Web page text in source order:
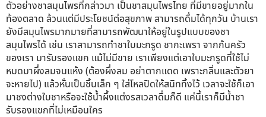
ตัวอย่างชาสมุนไพรที่กล่าวมา เป็นชาสมุนไพรไทย ที่มีขายอยู่มากใน
ท้องตลาด ล้วนแต่มีประโยชน์ต่อสุขภาพ สามารถดื่มได้ทุกวัน บ้านเรา
ยังมีสมุนไพรมากมายที่สามารถพัฒนาให้อยู่ในรูปแบบของชา
สมุนไพรได้ เช่น เราสามารถทำชาใบมะกรูด ชากะเพรา จากก้นครัว
ของเรา มารับรองแขก แม้ไม่มีขาย เราเพียงแต่เอาใบมะกรูดที่ใช้ไม่
หมดมาผึ่งลมจนแห้ง (ต้องผึ่งลม อย่าตากแดด เพราะกลิ่นและตัวยา
จะหายไป) แล้วหั่นเป็นชิ้นเล็ก ๆ ใส่โหลปิดให้สนิททิ้งไว้ เวลาจะใช้ก็เอา
มาชงต่างใบชาหรือจะใช้น้ำผึ้งแต่งรสเวลาดื่มก็ดี แค่นี้เราก็มีน้ำชา
รับรองแขกที่ไม่เหมือนใคร